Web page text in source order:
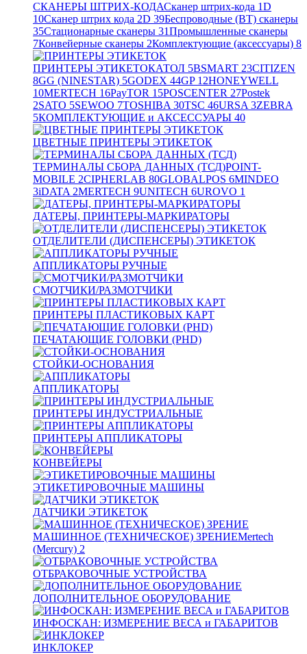
СКАНЕРЫ ШТРИХ-КОДАСканер штрих-кода 1D
10Сканер штрих кода 2D 39Беспроводные (BT) сканеры
35Стационарные сканеры 31Промышленные сканеры
7Конвейерные сканеры 2Комплектующие (аксессуары) 8
ПРИНТЕРЫ ЭТИКЕТОКАТОЛ 5BSMART 23CITIZEN
8GG (NINESTAR) 5GODEX 44GP12HONEYWELL
10MERTECH 16PayTOR 15POSCENTER 27Postek
2SATO 5SEWOO 7TOSHIBA 30TSC 46URSA 3ZEBRA
5КОМПЛЕКТУЮЩИЕ и АКСЕССУАРЫ 40
ЦВЕТНЫЕ ПРИНТЕРЫ ЭТИКЕТОК
ТЕРМИНАЛЫ СБОРА ДАННЫХ (ТСД)POINT-
MOBILE 2CIPHERLAB 80GLOBALPOS 6MINDEO
3iDATA 2MERTECH 9UNITECH 6UROVO 1
ДАТЕРЫ, ПРИНТЕРЫ-МАРКИРАТОРЫ
ОТДЕЛИТЕЛИ (ДИСПЕНСЕРЫ) ЭТИКЕТОК
АППЛИКАТОРЫ РУЧНЫЕ
СМОТЧИКИ/РАЗМОТЧИКИ
ПРИНТЕРЫ ПЛАСТИКОВЫХ КАРТ
ПЕЧАТАЮЩИЕ ГОЛОВКИ (PHD)
СТОЙКИ-ОСНОВАНИЯ
АППЛИКАТОРЫ
ПРИНТЕРЫ ИНДУСТРИАЛЬНЫЕ
ПРИНТЕРЫ АППЛИКАТОРЫ
КОНВЕЙЕРЫ
ЭТИКЕТИРОВОЧНЫЕ МАШИНЫ
ДАТЧИКИ ЭТИКЕТОК
МАШИННОЕ (ТЕХНИЧЕСКОЕ) ЗРЕНИЕMertech
(Mercury) 2
ОТБРАКОВОЧНЫЕ УСТРОЙСТВА
ДОПОЛНИТЕЛЬНОЕ ОБОРУДОВАНИЕ
ИНФОСКАН: ИЗМЕРЕНИЕ ВЕСА и ГАБАРИТОВ
ИНКЛОКЕР